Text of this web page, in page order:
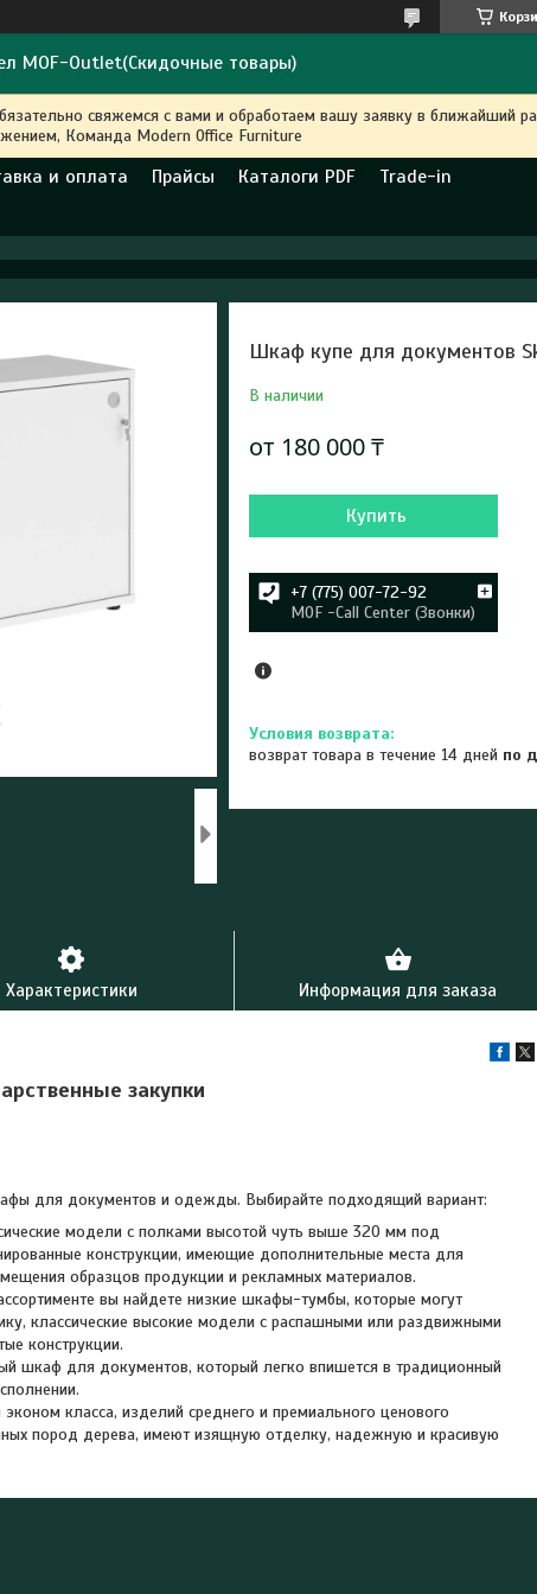
MOF-Outlet(Скидочные товары)
свяжемся с вами и обработаем вашу заявку в ближайший
Команда Modern Office Furniture
и оплата Прайсы Каталоги PDF
Trade-in
Шкаф купе для документов
В наличии
от 180 000 ₸
Купить
+7 (775) 007-72-92
MOF -Call Center (Звонки)
возврат товара в течение 14 дней по
Характеристики Информация для заказа
закупки
для документов и одежды. Выбирайте подходящий вариант:
модели с полками высотой чуть выше 320 мм под
конструкции, имеющие дополнительные места для
образцов продукции и рекламных материалов.
вы найдете низкие шкафы-тумбы, которые могут
классические высокие модели с распашными или раздвижными
конструкции.
шкаф для документов, который легко впишется в традиционный
класса, изделий среднего и премиального ценового
пород дерева, имеют изящную отделку, надежную и красивую